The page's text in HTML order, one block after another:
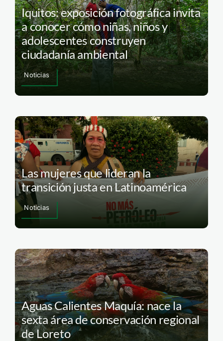
Iquitos: exposición fotográfica invita
a conocer cómo niñas, niños y
adolescentes construyen
ciudadanía ambiental
Noticias
Las mujeres que lideran la
transición justa en Latinoamérica
Noticias
Aguas Calientes Maquía: nace la
sexta área de conservación regional
de Loreto